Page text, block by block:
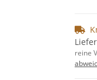
reine